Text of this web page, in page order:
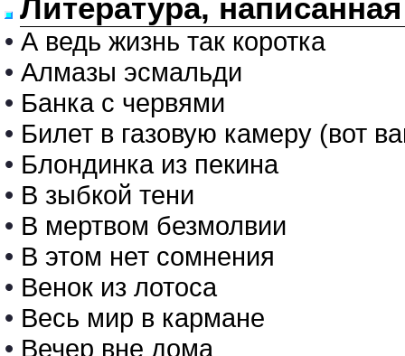
Литература,
• А ведь жизнь так коротка
• Алмазы эсмальди
• Банка с червями
• Билет в газовую камеру (вот
• Блондинка из пекина
• В зыбкой тени
• В мертвом безмолвии
• В этом нет сомнения
• Венок из лотоса
• Весь мир в кармане
• Вечер вне дома